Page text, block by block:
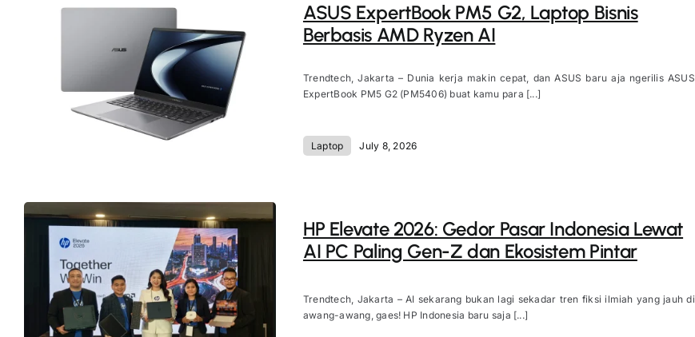
ASUS ExpertBook PM5 G2, Laptop Bisnis
Berbasis AMD Ryzen AI
Trendtech, Jakarta – Dunia kerja makin cepat, dan ASUS baru aja ngerilis ASUS
ExpertBook PM5 G2 (PM5406) buat kamu para [...]
Laptop July 8, 2026
HP Elevate 2026: Gedor Pasar Indonesia Lewat
AI PC Paling Gen-Z dan Ekosistem Pintar
Trendtech, Jakarta – AI sekarang bukan lagi sekadar tren fiksi ilmiah yang jauh di
awang-awang, gaes! HP Indonesia baru saja [...]